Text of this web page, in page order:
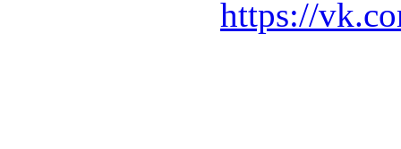
https://